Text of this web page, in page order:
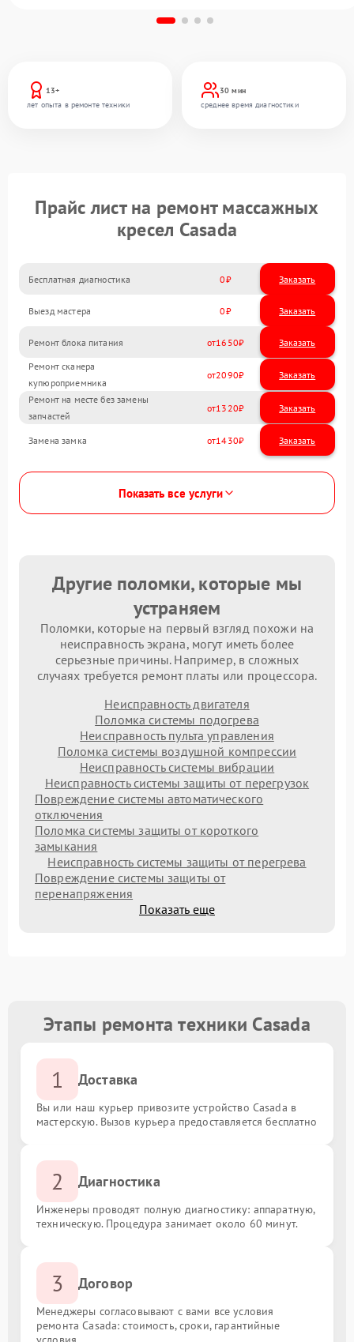
13+
лет опыта в ремонте техники
30 мин
среднее время диагностики
Прайс лист на ремонт массажных
кресел Casada
Бесплатная диагностика 0 Заказать
Выезд мастера 0 Заказать
Ремонт блока питания 1650
Ремонт сканера
купюроприемника
2090
Ремонт на месте без замены
запчастей
1320
Замена замка 1430
Показать все услуги
Другие поломки, которые мы
устраняем
Поломки, которые на первый взгляд похожи на
неисправность экрана, могут иметь более
серьезные причины. Например, в сложных
случаях требуется ремонт платы или процессора.
Неисправность двигателя
Поломка системы подогрева
Неисправность пульта управления
Поломка системы воздушной компрессии
Неисправность системы вибрации
Неисправность системы защиты от перегрузок
Повреждение системы автоматического
отключения
Поломка системы защиты от короткого
замыкания
Неисправность системы защиты от перегрева
Повреждение системы защиты от
перенапряжения
Показать еще
Этапы ремонта техники Casada
1 Доставка
Вы или наш курьер привозите устройство Casada в
мастерскую. Вызов курьера предоставляется бесплатно
2 Диагностика
Инженеры проводят полную диагностику: аппаратную,
техническую. Процедура занимает около 60 минут.
3 Договор
Менеджеры согласовывают с вами все условия
ремонта Casada: стоимость, сроки, гарантийные